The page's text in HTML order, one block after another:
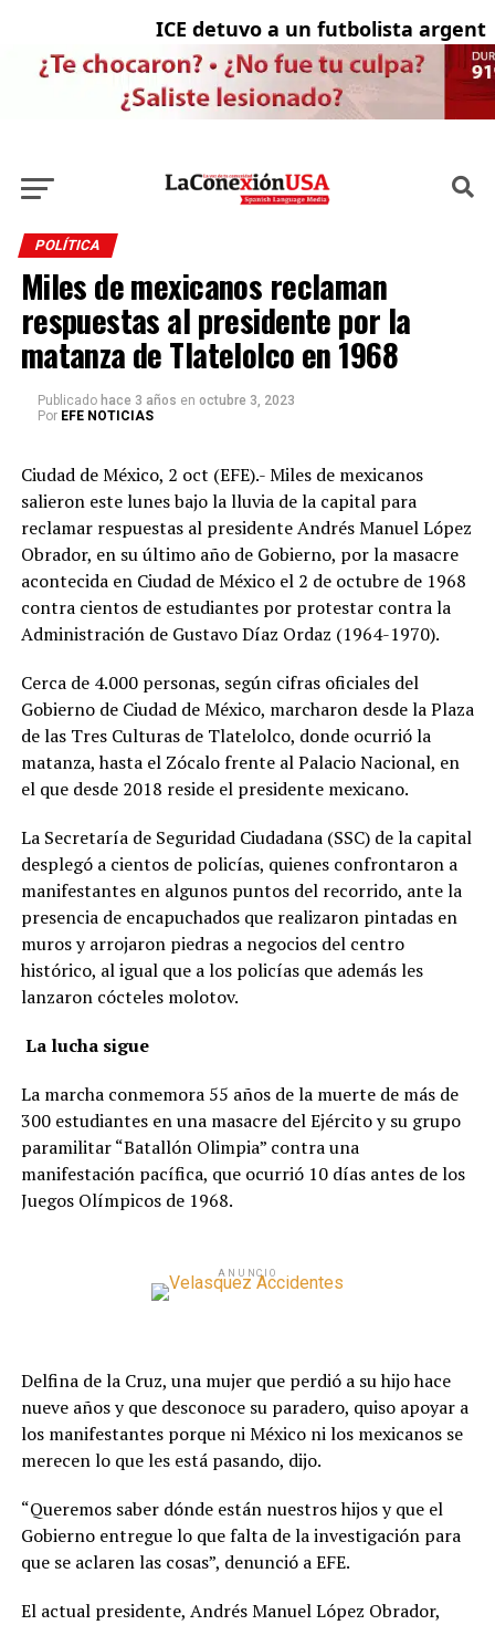
ICE detuvo a un futbolista
POLÍTICA
Miles de mexicanos reclaman
respuestas al presidente por la
matanza de Tlatelolco en 1968
Publicado hace 3 años en octubre 3, 2023
Por EFE NOTICIAS
Ciudad de México, 2 oct (EFE).- Miles de mexicanos
salieron este lunes bajo la lluvia de la capital para
reclamar respuestas al presidente Andrés Manuel López
Obrador, en su último año de Gobierno, por la masacre
acontecida en Ciudad de México el 2 de octubre de 1968
contra cientos de estudiantes por protestar contra la
Administración de Gustavo Díaz Ordaz (1964-1970).
Cerca de 4.000 personas, según cifras oficiales del
Gobierno de Ciudad de México, marcharon desde la Plaza
de las Tres Culturas de Tlatelolco, donde ocurrió la
matanza, hasta el Zócalo frente al Palacio Nacional, en
el que desde 2018 reside el presidente mexicano.
La Secretaría de Seguridad Ciudadana (SSC) de la capital
desplegó a cientos de policías, quienes confrontaron a
manifestantes en algunos puntos del recorrido, ante la
presencia de encapuchados que realizaron pintadas en
muros y arrojaron piedras a negocios del centro
histórico, al igual que a los policías que además les
lanzaron cócteles molotov.
La lucha sigue
La marcha conmemora 55 años de la muerte de más de
300 estudiantes en una masacre del Ejército y su grupo
paramilitar “Batallón Olimpia” contra una
manifestación pacífica, que ocurrió 10 días antes de los
Juegos Olímpicos de 1968.
ANUNCIO
Delfina de la Cruz, una mujer que perdió a su hijo hace
nueve años y que desconoce su paradero, quiso apoyar a
los manifestantes porque ni México ni los mexicanos se
merecen lo que les está pasando, dijo.
“Queremos saber dónde están nuestros hijos y que el
Gobierno entregue lo que falta de la investigación para
que se aclaren las cosas”, denunció a EFE.
El actual presidente, Andrés Manuel López Obrador,